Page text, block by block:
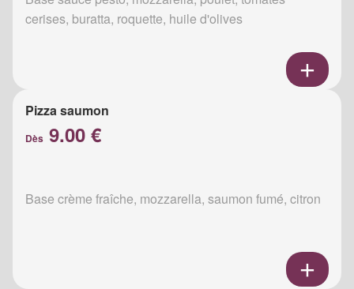
cerises, buratta, roquette, huile d'olives
Pizza saumon
Dès 9.00 €
Base crème fraîche, mozzarella, saumon fumé, citron